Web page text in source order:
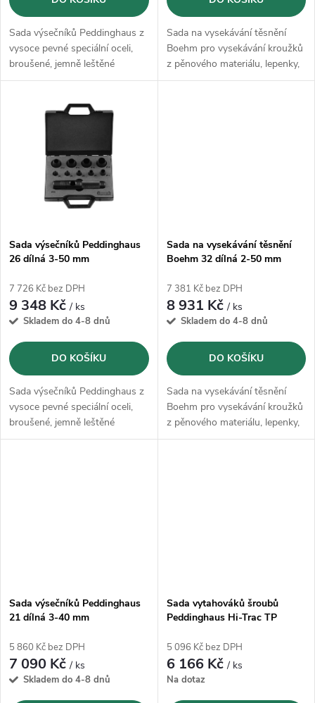
u
k
d
u
k
Sada výsečníků Peddinghaus z
vysoce pevné speciální oceli,
broušené, jemně leštěné
Sada na vysekávání těsnění
Boehm pro vysekávání kroužků
z pěnového materiálu, lepenky,
pryže, kůže, plastu, olova atd.
Sada výsečníků Peddinghaus
26 dílná 3-50 mm
7 726 Kč bez DPH
9 348 Kč/ ks
Skladem do 4-8 dnů
DO KOŠÍKU
Sada výsečníků Peddinghaus z
vysoce pevné speciální oceli,
broušené, jemně leštěné
Sada na vysekávání těsnění
Boehm 32 dílná 2-50 mm
7 381 Kč bez DPH
8 931 Kč/ ks
Skladem do 4-8 dnů
DO KOŠÍKU
Sada na vysekávání těsnění
Boehm pro vysekávání kroužků
z pěnového materiálu, lepenky,
pryže, kůže, plastu, olova atd.
Sada výsečníků Peddinghaus
21 dílná 3-40 mm
5 860 Kč bez DPH
7 090 Kč/ ks
Skladem do 4-8 dnů
Sada vytahováků šroubů
Peddinghaus Hi-Trac TP
5 096 Kč bez DPH
6 166 Kč/ ks
Na dotaz